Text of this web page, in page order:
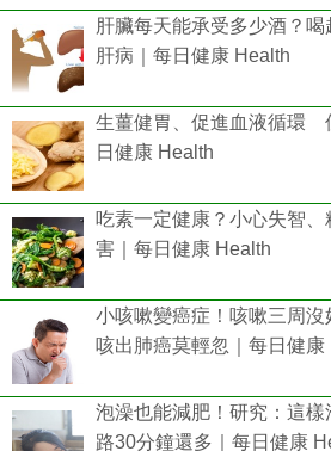
肝臟每天能承受多少酒？
肝病｜每日健康 Health
生薑健胃、促進血液循環
日健康 Health
吃素一定健康？小心失智
害｜每日健康 Health
小咳嗽變癌症！咳嗽三周
咳出肺癌莫輕忽｜每日健康
泡澡也能減肥！研究：這
路30分鐘還多｜每日健康